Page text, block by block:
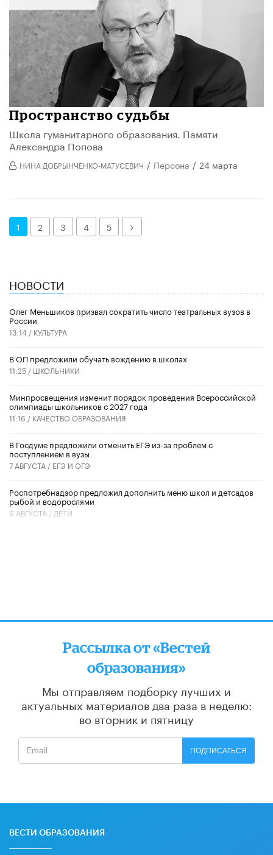
Пространство судьбы
Школа гуманитарного образования. Памяти
Александра Попова
НИНА ДОБРЫНЧЕНКО-МАТУСЕВИЧ / Персона / 24 марта
1 2 3 4 5 Далее
НОВОСТИ
Олег Меньшиков призвал сократить число театральных вузов в
России
13:14 / КУЛЬТУРА
В ОП предложили обучать вождению в школах
11:25 / ШКОЛЬНИКИ
Минпросвещения изменит порядок проведения Всероссийской
олимпиады школьников с 2027 года
11:16 / КАЧЕСТВО ОБРАЗОВАНИЯ
В Госдуме предложили отменить ЕГЭ из-за проблем с
поступлением в вузы
7 АВГУСТА / ЕГЭ И ОГЭ
Роспотребнадзор предложил дополнить меню школ и детсадов
рыбой и водорослями
6 АВГУСТА / ДЕТИ
Рассылка от «Вестей
образования»
Мы отправляем подборку лучших и
актуальных материалов два раза в неделю:
во вторник и пятницу
ПОДПИСАТЬСЯ
ВЕСТИ ОБРАЗОВАНИЯ